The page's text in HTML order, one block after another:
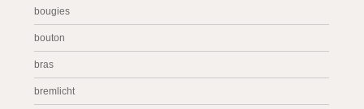
bougies
bouton
bras
bremlicht